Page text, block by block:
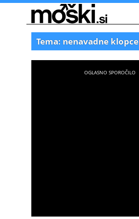
Tema: nenavadne klopce